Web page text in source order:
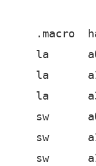
.macro
la
la
la
sw
sw
sw